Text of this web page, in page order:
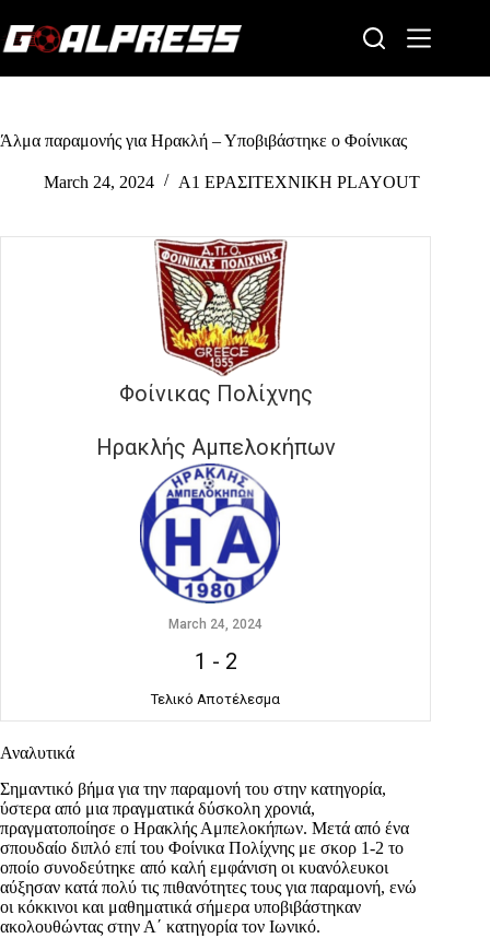
to
content
Άλμα παραμονής για Ηρακλή – Υποβιβάστηκε ο Φοίνικας
March 24, 2024 Α1 ΕΡΑΣΙΤΕΧΝΙΚΗ PLAYOUT
Φοίνικας Πολίχνης
Ηρακλής Αμπελοκήπων
March 24, 2024
1 - 2
Τελικό Αποτέλεσμα
Αναλυτικά
Σημαντικό βήμα για την παραμονή του στην κατηγορία,
ύστερα από μια πραγματικά δύσκολη χρονιά,
πραγματοποίησε ο Ηρακλής Αμπελοκήπων. Μετά από ένα
σπουδαίο διπλό επί του Φοίνικα Πολίχνης με σκορ 1-2 το
οποίο συνοδεύτηκε από καλή εμφάνιση οι κυανόλευκοι
αύξησαν κατά πολύ τις πιθανότητες τους για παραμονή, ενώ
οι κόκκινοι και μαθηματικά σήμερα υποβιβάστηκαν
ακολουθώντας στην Α΄ κατηγορία τον Ιωνικό.